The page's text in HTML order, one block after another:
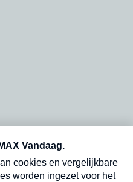
op onze
dinsdagochtend in